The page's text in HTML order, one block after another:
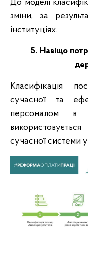
До моделі
зміни, за
інституціях.
5. Навіщо
Класифікація
сучасної та
персоналом в
сучасної системи